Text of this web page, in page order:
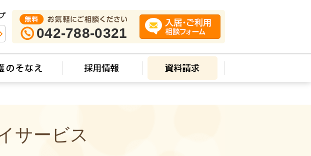
042-788-0321
サービス